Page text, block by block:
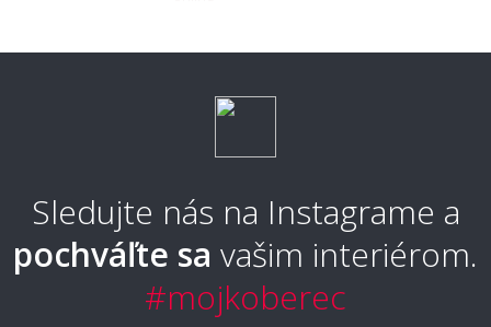
Sledujte nás na Instagrame a
pochváľte sa vašim interiérom.
#mojkoberec